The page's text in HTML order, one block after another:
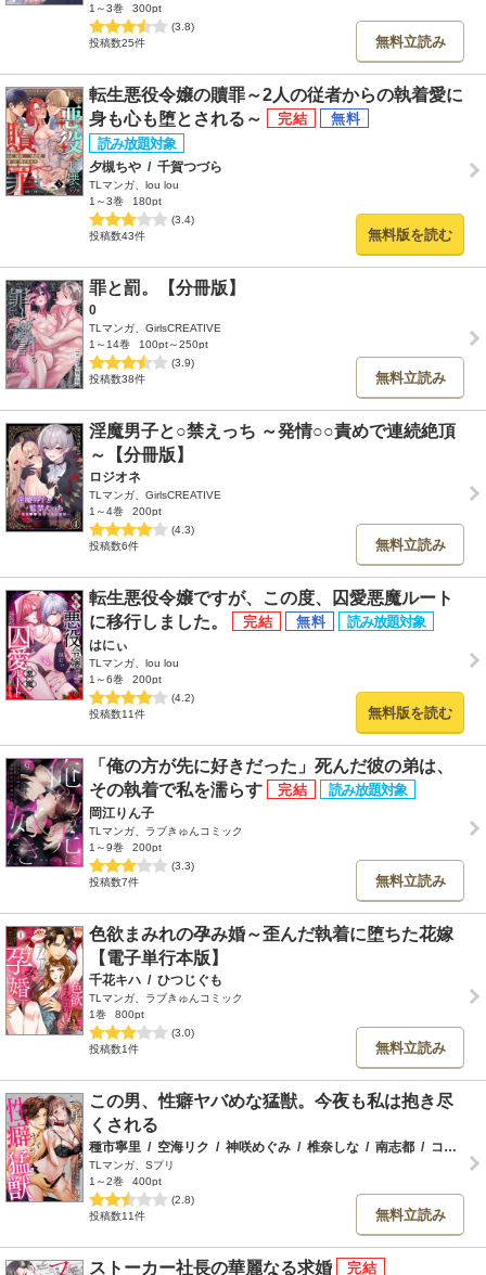
1～3巻
300pt
(3.8)
投稿数25件
無料立読み
転生悪役令嬢の贖罪～2人の従者からの執着愛に
身も心も堕とされる～
夕槻ちや / 千賀つづら
TLマンガ、lou lou
1～3巻
180pt
(3.4)
投稿数43件
無料版を読む
罪と罰。【分冊版】
0
TLマンガ、GirlsCREATIVE
1～14巻
100pt～250pt
(3.9)
投稿数38件
無料立読み
淫魔男子と○禁えっち ～発情○○責めで連続絶頂
～【分冊版】
ロジオネ
TLマンガ、GirlsCREATIVE
1～4巻
200pt
(4.3)
投稿数6件
無料立読み
転生悪役令嬢ですが、この度、囚愛悪魔ルート
に移行しました。
はにぃ
TLマンガ、lou lou
1～6巻
200pt
(4.2)
投稿数11件
無料版を読む
「俺の方が先に好きだった」死んだ彼の弟は、
その執着で私を濡らす
岡江りん子
TLマンガ、ラブきゅんコミック
1～9巻
200pt
(3.3)
投稿数7件
無料立読み
色欲まみれの孕み婚～歪んだ執着に堕ちた花嫁
【電子単行本版】
千花キハ / ひつじぐも
TLマンガ、ラブきゅんコミック
1巻
800pt
(3.0)
投稿数1件
無料立読み
この男、性癖ヤバめな猛獣。今夜も私は抱き尽
くされる
種市寧里 / 空海リク / 神咲めぐみ / 椎奈しな / 南志都 / コダ
TLマンガ、Sプリ
1～2巻
400pt
(2.8)
投稿数11件
無料立読み
ストーカー社長の華麗なる求婚